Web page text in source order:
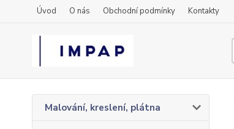
Úvod O nás Obchodní podmínky Kontakty
Malování, kreslení, plátna